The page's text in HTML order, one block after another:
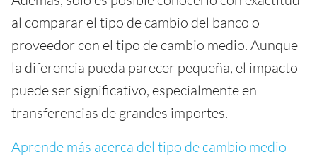
al comparar el tipo de cambio del banco o
proveedor con el tipo de cambio medio. Aunque
la diferencia pueda parecer pequeña, el impacto
puede ser significativo, especialmente en
transferencias de grandes importes.
Aprende más acerca del tipo de cambio medio